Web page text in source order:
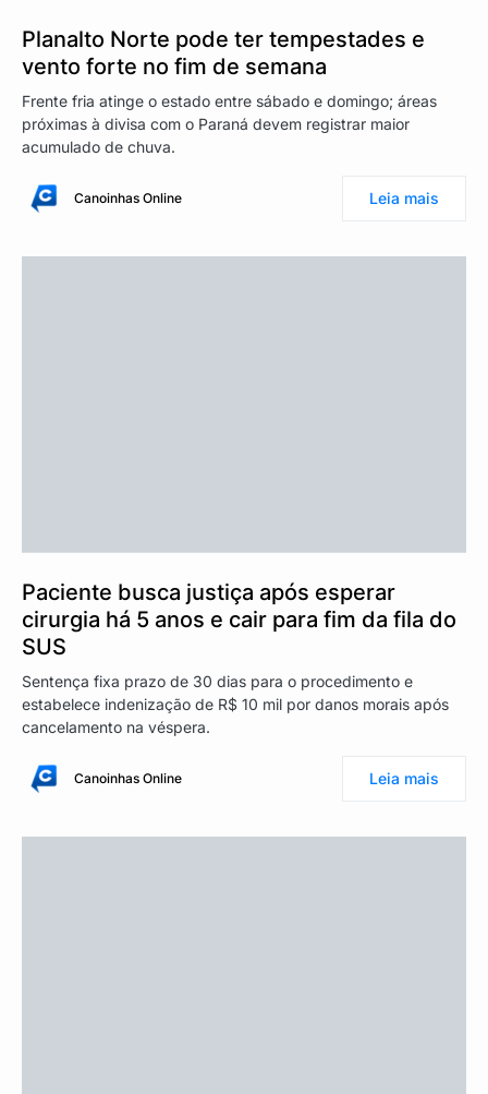
Planalto Norte pode ter tempestades e
vento forte no fim de semana
Frente fria atinge o estado entre sábado e domingo; áreas
próximas à divisa com o Paraná devem registrar maior
acumulado de chuva.
Canoinhas Online Leia mais
Paciente busca justiça após esperar
cirurgia há 5 anos e cair para fim da fila do
SUS
Sentença fixa prazo de 30 dias para o procedimento e
estabelece indenização de R$ 10 mil por danos morais após
cancelamento na véspera.
Canoinhas Online Leia mais